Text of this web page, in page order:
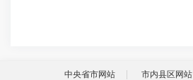
中央省市网站 市内县区网站